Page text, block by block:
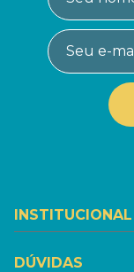
INSTITUCIONAL
DÚVIDAS